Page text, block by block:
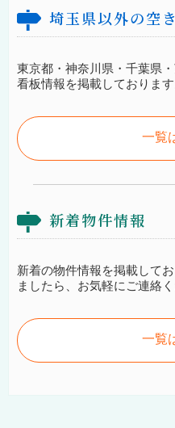
埼玉県以外の空
東京都・神奈川県・千葉県
看板情報を掲載しております
一覧
新着物件情報
新着の物件情報を掲載して
ましたら、お気軽にご連絡く
一覧